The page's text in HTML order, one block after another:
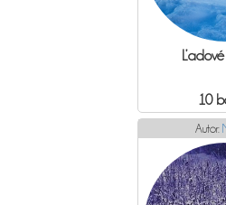
10
Autor: